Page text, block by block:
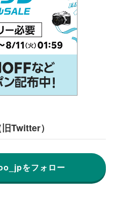
Twitter）
をフォロー